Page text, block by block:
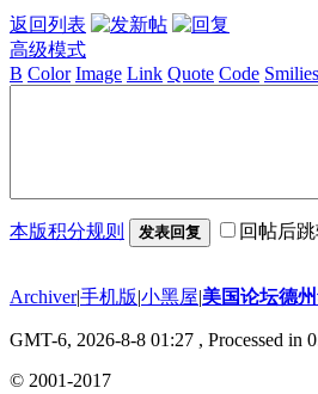
返回列表
高级模式
B Color Image Link Quote Code Smilies
本版积分规则 发表回复 回帖后
Archiver|手机版|小黑屋|美国论坛德
GMT-6, 2026-8-8 01:27 , Processed in
© 2001-2017